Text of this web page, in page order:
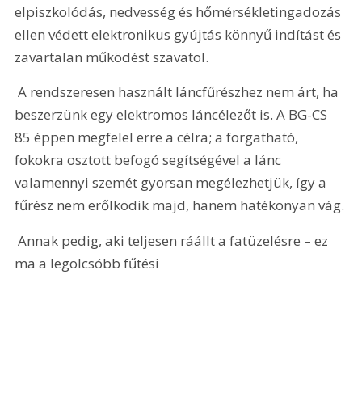
elpiszkolódás, nedvesség és hőmérsékletingadozás
ellen védett elektronikus gyújtás könnyű indítást és
zavartalan működést szavatol.
A rendszeresen használt láncfűrészhez nem árt, ha
beszerzünk egy elektromos láncélezőt is. A BG-CS
85 éppen megfelel erre a célra; a forgatható,
fokokra osztott befogó segítségével a lánc
valamennyi szemét gyorsan megélezhetjük, így a
fűrész nem erőlködik majd, hanem hatékonyan vág.
Annak pedig, aki teljesen ráállt a fatüzelésre – ez
ma a legolcsóbb fűtési